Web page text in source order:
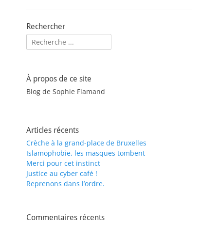
Rechercher
Rechercher :
À propos de ce site
Blog de Sophie Flamand
Articles récents
Crèche à la grand-place de Bruxelles
Islamophobie, les masques tombent
Merci pour cet instinct
Justice au cyber café !
Reprenons dans l’ordre.
Commentaires récents